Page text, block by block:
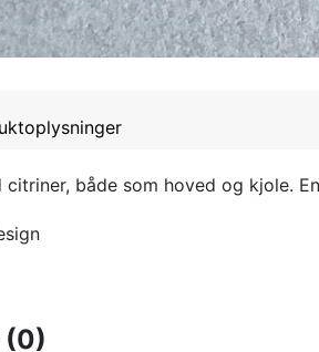
citriner, både som hoved og kjole.
(0)